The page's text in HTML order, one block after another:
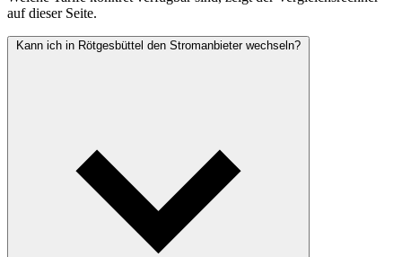
auf dieser Seite.
Kann ich in Rötgesbüttel den Stromanbieter wechseln?